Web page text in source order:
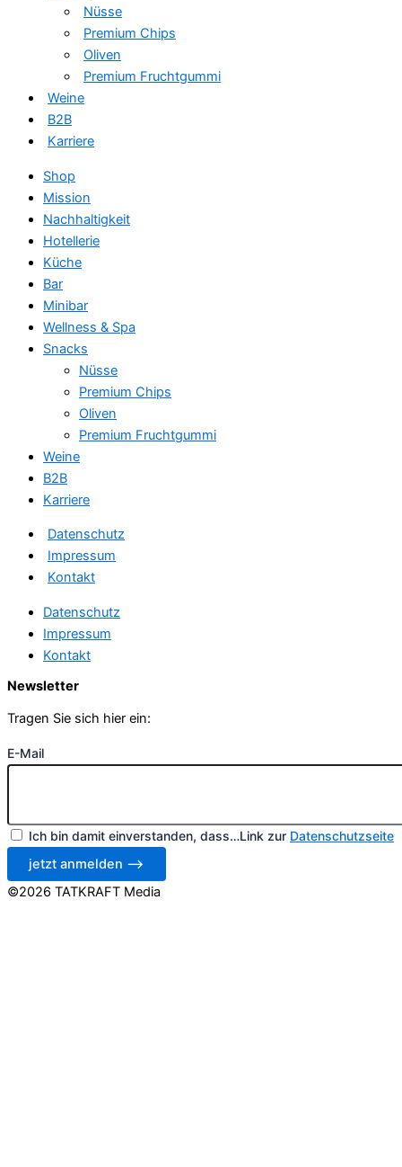
Nüsse
Premium Chips
Oliven
Premium Fruchtgummi
Weine
B2B
Karriere
Shop
Mission
Nachhaltigkeit
Hotellerie
Küche
Bar
Minibar
Wellness & Spa
Snacks
Nüsse
Premium Chips
Oliven
Premium Fruchtgummi
Weine
B2B
Karriere
Datenschutz
Impressum
Kontakt
Datenschutz
Impressum
Kontakt
Newsletter
Tragen Sie sich hier ein:
E-Mail
Ich bin damit einverstanden, dass…Link zur Datenschutzseite
jetzt anmelden ⟶
©2026 TATKRAFT Media